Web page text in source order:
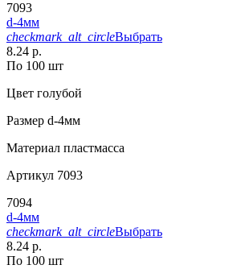
7093
d-4мм
checkmark_alt_circleВыбрать
8.24 р.
По 100 шт
Цвет голубой
Размер d-4мм
Материал пластмасса
Артикул 7093
7094
d-4мм
checkmark_alt_circleВыбрать
8.24 р.
По 100 шт